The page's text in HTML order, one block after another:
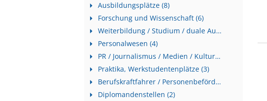
Ausbildungsplätze (8)
Forschung und Wissenschaft (6)
Weiterbildung / Studium / duale Ausbildung (6)
Personalwesen (4)
PR / Journalismus / Medien / Kultur (3)
Praktika, Werkstudentenplätze (3)
Berufskraftfahrer / Personenbeförderung (Land, Wasser, Luft) (2)
Diplomandenstellen (2)